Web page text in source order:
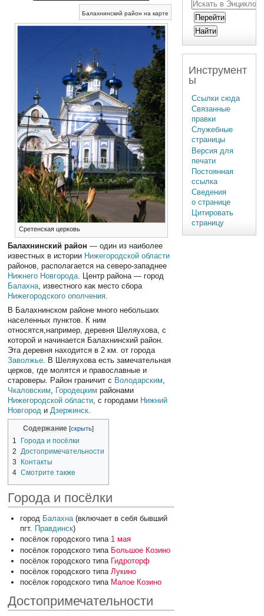
Балахнинский район на карте
Сретенская церковь
Балахнинский район — один из наиболее
известных в истории Нижегородской области
районов, располагается на северо-западнее
Нижнего Новгорода. Центр района — город
Балахна, известного как место сбора
Нижегородского ополчения.
В Балахнинском районе много небольших
населенных пунктов. К ним
относятся,например, деревня Шеляухова, с
которой и начинается Балахнинский район.
Эта деревня находится в 2 км. от города
Заволжье . В Шеляухова есть замечательная
церков, где молятся и православные и
староверы. Район граничит с Володарским
Чкаловским
Городецким районами
Нижегородской области , с городами Нижний
Новгород и Дзержинск
Содержание
1
Города и посёлки
2
Достопримечательности
3
Контакты
4 Смотрите также
Города и посёлки
город Балахна(включает в себя бывший
пгт. Правдинск)
посёлок городского типа 1 мая
посёлок городского типа Большое Козино
посёлок городского типа Гидроторф
посёлок городского типа Лукино
посёлок городского типа Малое Козино
Достопримечательности
Инструмент
ы
Ссылки сюда
Связанные
правки
Служебные
страницы
Версия для
печати
Постоянная
ссылка
Сведения
о странице
Цитировать
страницу